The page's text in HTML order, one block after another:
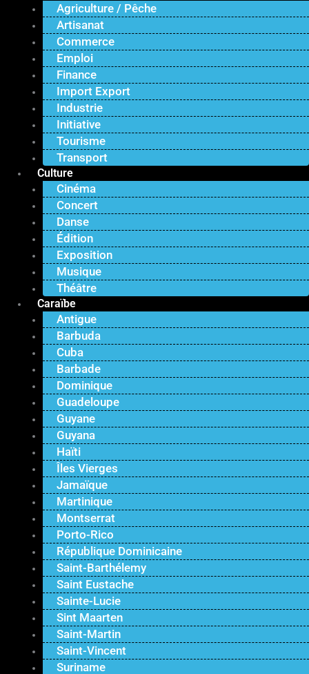
Agriculture / Pêche
Artisanat
Commerce
Emploi
Finance
Import Export
Industrie
Initiative
Tourisme
Transport
Culture
Cinéma
Concert
Danse
Édition
Exposition
Musique
Théâtre
Caraïbe
Antigue
Barbuda
Cuba
Barbade
Dominique
Guadeloupe
Guyane
Guyana
Haïti
Îles Vierges
Jamaïque
Martinique
Montserrat
Porto-Rico
République Dominicaine
Saint-Barthélemy
Saint Eustache
Sainte-Lucie
Sint Maarten
Saint-Martin
Saint-Vincent
Suriname